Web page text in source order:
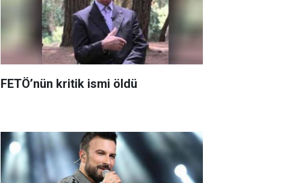
FETÖ’nün kritik ismi öldü